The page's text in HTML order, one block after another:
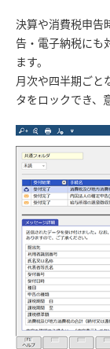
決算や消費税申告
告・電子納税にも
ます。
月次や四半期ごと
タをロックでき、